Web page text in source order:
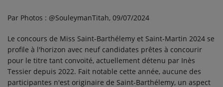
Par Photos : @SouleymanTitah, 09/07/2024
Le concours de Miss Saint-Barthélemy et Saint-Martin 2024 se
profile à l'horizon avec neuf candidates prêtes à concourir
pour le titre tant convoité, actuellement détenu par Inès
Tessier depuis 2022. Fait notable cette année, aucune des
participantes n'est originaire de Saint-Barthélemy, un aspect